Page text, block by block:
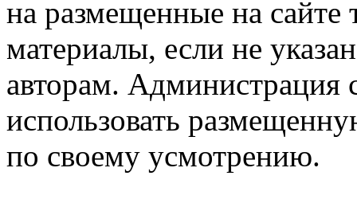
на размещенные на сайте
материалы, если не
авторам. Администрация
использовать
по своему усмотрению.